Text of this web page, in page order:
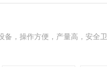
备，操作方便，产量高，安全